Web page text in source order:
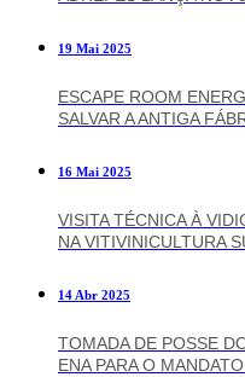
19 Mai 2025
ESCAPE ROOM
SALVAR A ANTIGA
16 Mai 2025
VISITA TÉCNICA À
NA VITIVINICULTURA
14 Abr 2025
TOMADA DE POSSE
ENA PARA O